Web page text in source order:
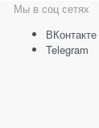
Мы в соц сетях
ВКонтакте
Telegram